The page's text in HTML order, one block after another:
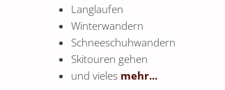
Langlaufen
Winterwandern
Schneeschuhwandern
Skitouren gehen
und vieles mehr...